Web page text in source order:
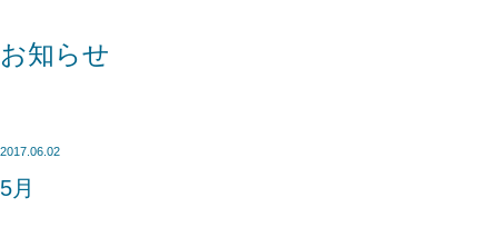
お知らせ
2017.06.02
5月